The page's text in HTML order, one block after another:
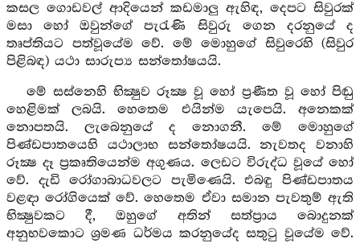
කසල ගොඩවල් ආදියෙන් කඩමාලු ඇහිඳ, දෙපට සිවුරක්
මසා හෝ ඔවුන්ගේ පැරැණි සිවුරු ගෙන දරනුයේ ද
තෘප්තියට පත්වූයේම වේ. මේ මොහුගේ සිවුරෙහි (සිවුර
පිළිබඳ) යථා සාරුප්‍ය සන්තෝෂයයි.
මේ සස්නෙහි භික්‍ෂුව රූක්‍ෂ වූ හෝ ප්‍රණීත වූ හෝ පිඬු
හෙළිමක් ලබයි. හෙතෙම එයින්ම යැපෙයි. අනෙකක්
නොපතයි. ලැබෙනුයේ ද නොගනී. මේ මොහුගේ
පිණ්ඩපාතයෙහි යථාලාභ සන්තෝෂයයි. නැවතද වනාහි
රූක්‍ෂ දෑ ප්‍රකෘතියෙන්ම අගුණය. ලෙඩට විරුද්ධ වූයේ හෝ
වේ. දැඩි රෝගාබාධවලට පැමිණෙයි. එබඳු පිණ්ඩපාතය
වළඳා රෝගියෙක් වේ. හෙතෙම ඒවා සමාන පැවතුම් ඇති
භික්‍ෂුවකට දී, ඔහුගේ අතින් සත්ප්‍රාය බොදුනක්
අනුභවකොට ශ්‍රමණ ධර්මය කරනුයේද සතුටු වූයේම වේ.